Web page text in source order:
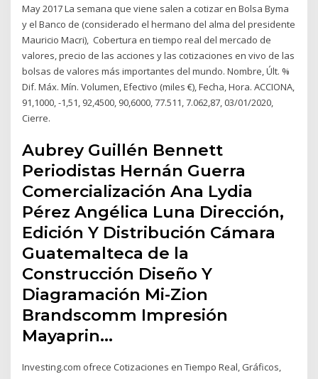
May 2017 La semana que viene salen a cotizar en Bolsa Byma
y el Banco de (considerado el hermano del alma del presidente
Mauricio Macri), Cobertura en tiempo real del mercado de
valores, precio de las acciones y las cotizaciones en vivo de las
bolsas de valores más importantes del mundo. Nombre, Últ. %
Dif. Máx. Mín. Volumen, Efectivo (miles €), Fecha, Hora. ACCIONA,
91,1000, -1,51, 92,4500, 90,6000, 77.511, 7.062,87, 03/01/2020,
Cierre.
Aubrey Guillén Bennett
Periodistas Hernán Guerra
Comercialización Ana Lydia
Pérez Angélica Luna Dirección,
Edición Y Distribución Cámara
Guatemalteca de la
Construcción Diseño Y
Diagramación Mi-Zion
Brandscomm Impresión
Mayaprin…
Investing.com ofrece Cotizaciones en Tiempo Real, Gráficos,